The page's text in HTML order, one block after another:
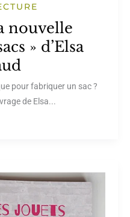
nouvelle
» d’Elsa
pour fabriquer un sac ?
de Elsa...